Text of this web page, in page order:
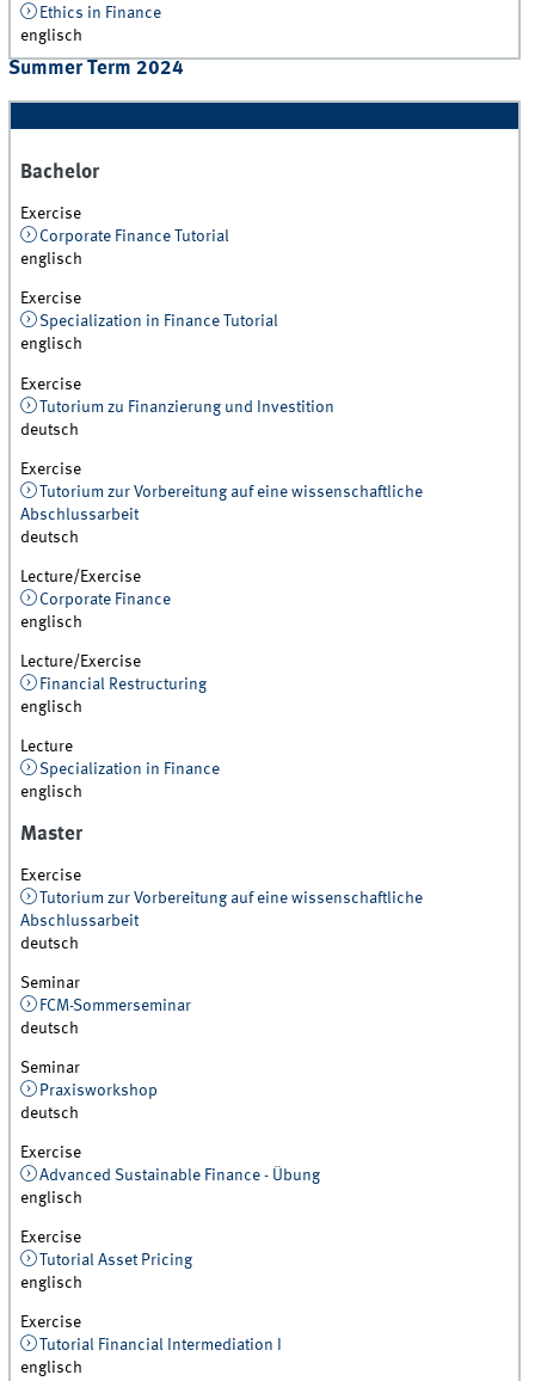
Ethics in Finance
englisch
Summer Term 2024
Bachelor
Exercise
Corporate Finance Tutorial
englisch
Exercise
Specialization in Finance Tutorial
englisch
Exercise
Tutorium zu Finanzierung und Investition
deutsch
Exercise
Tutorium zur Vorbereitung auf eine wissenschaftliche
Abschlussarbeit
deutsch
Lecture/Exercise
Corporate Finance
englisch
Lecture/Exercise
Financial Restructuring
englisch
Lecture
Specialization in Finance
englisch
Master
Exercise
Tutorium zur Vorbereitung auf eine wissenschaftliche
Abschlussarbeit
deutsch
Seminar
FCM-Sommerseminar
deutsch
Seminar
Praxisworkshop
deutsch
Exercise
Advanced Sustainable Finance - Übung
englisch
Exercise
Tutorial Asset Pricing
englisch
Exercise
Tutorial Financial Intermediation I
englisch